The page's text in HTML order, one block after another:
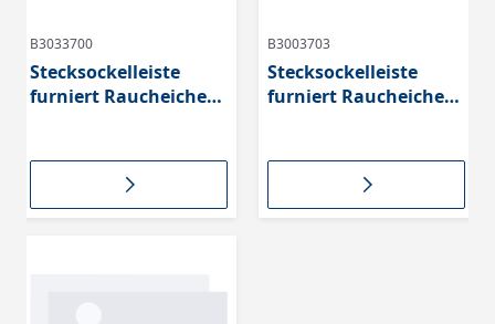
B3033700
Stecksockelleiste
furniert Raucheiche
410709
B3003703
Stecksockelleiste
furniert Raucheiche
410708